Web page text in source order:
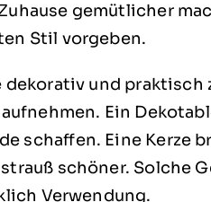
gemütlicher
Stil vorgeben.
und praktisch
Ein
schaffen. Eine Kerze
schöner. Solche
Verwendung.